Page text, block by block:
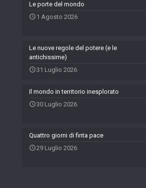
Le porte del mondo
1 Agosto 2026
Le nuove regole del potere (e le
antichissime)
31 Luglio 2026
Il mondo in territorio inesplorato
30 Luglio 2026
Quattro giorni di finta pace
29 Luglio 2026